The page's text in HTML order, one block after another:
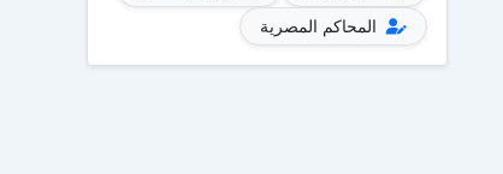
المحاكم المصرية